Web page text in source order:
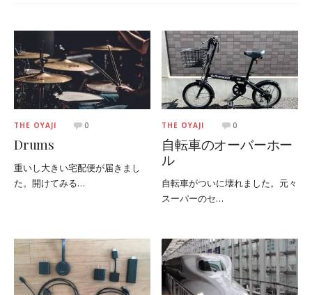
THE OYAJI 0
Drums
重いし大きい宅配便が届きまし
た。開けてみる…
THE OYAJI 0
自転車のオーバーホー
ル
自転車がついに壊れました。元々
スーパーのセ…